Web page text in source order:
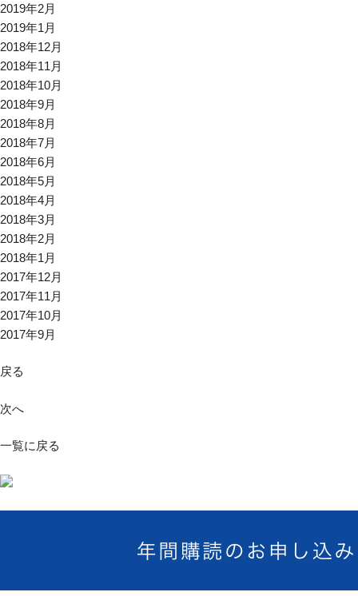
2019年2月
2019年1月
2018年12月
2018年11月
2018年10月
2018年9月
2018年8月
2018年7月
2018年6月
2018年5月
2018年4月
2018年3月
2018年2月
2018年1月
2017年12月
2017年11月
2017年10月
2017年9月
戻る
次へ
一覧に戻る